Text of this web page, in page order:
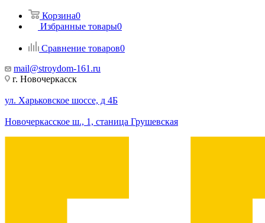
Корзина0
Избранные товары0
Сравнение товаров0
mail@stroydom-161.ru
г. Новочеркасск
ул. Харьковское шоссе, д 4Б
Новочеркасское ш., 1, станица Грушевская